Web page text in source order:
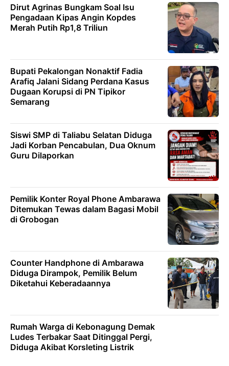
Dirut Agrinas Bungkam Soal Isu
Pengadaan Kipas Angin Kopdes
Merah Putih Rp1,8 Triliun
Bupati Pekalongan Nonaktif Fadia
Arafiq Jalani Sidang Perdana Kasus
Dugaan Korupsi di PN Tipikor
Semarang
Siswi SMP di Taliabu Selatan Diduga
Jadi Korban Pencabulan, Dua Oknum
Guru Dilaporkan
Pemilik Konter Royal Phone Ambarawa
Ditemukan Tewas dalam Bagasi Mobil
di Grobogan
Counter Handphone di Ambarawa
Diduga Dirampok, Pemilik Belum
Diketahui Keberadaannya
Rumah Warga di Kebonagung Demak
Ludes Terbakar Saat Ditinggal Pergi,
Diduga Akibat Korsleting Listrik